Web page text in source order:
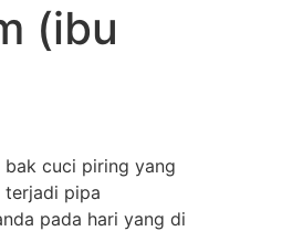
(ibu
bak cuci piring yang
terjadi pipa
pada hari yang di